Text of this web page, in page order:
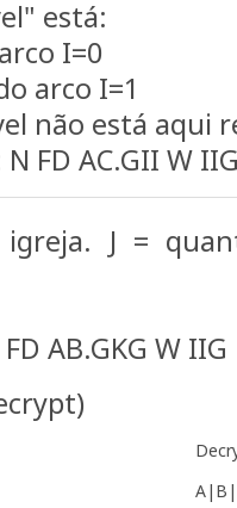
está:
I=0
arco I=1
não está aqui
FD AC.GII W
J =
AB.GKG W IIG
)